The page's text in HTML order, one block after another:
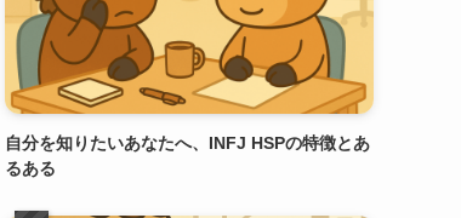
自分を知りたいあなたへ、INFJ HSPの特徴とあ
るある